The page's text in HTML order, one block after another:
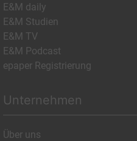
E&M daily
E&M Studien
E&M TV
E&M Podcast
epaper Registrierung
Unternehmen
Über uns